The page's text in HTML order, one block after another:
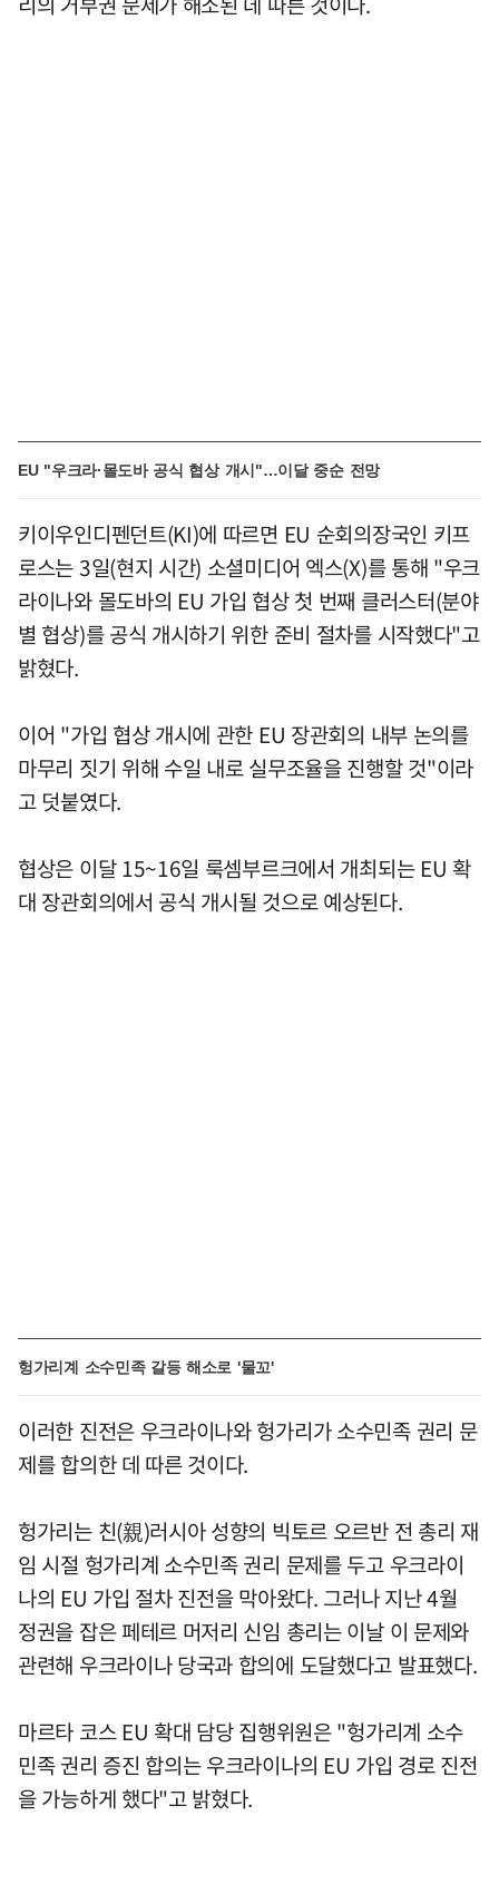
EU "우크라·몰도바 공식 협상 개시"…이달 중순 전망
키이우인디펜던트(KI)에 따르면 EU 순회의장국인 키프
로스는 3일(현지 시간) 소셜미디어 엑스(X)를 통해 "우크
라이나와 몰도바의 EU 가입 협상 첫 번째 클러스터(분야
별 협상)를 공식 개시하기 위한 준비 절차를 시작했다"고
밝혔다.
이어 "가입 협상 개시에 관한 EU 장관회의 내부 논의를
마무리 짓기 위해 수일 내로 실무조율을 진행할 것"이라
고 덧붙였다.
협상은 이달 15~16일 룩셈부르크에서 개최되는 EU 확
대 장관회의에서 공식 개시될 것으로 예상된다.
헝가리계 소수민족 갈등 해소로 '물꼬'
이러한 진전은 우크라이나와 헝가리가 소수민족 권리 문
제를 합의한 데 따른 것이다.
헝가리는 친(親)러시아 성향의 빅토르 오르반 전 총리 재
임 시절 헝가리계 소수민족 권리 문제를 두고 우크라이
나의 EU 가입 절차 진전을 막아왔다. 그러나 지난 4월
정권을 잡은 페테르 머저리 신임 총리는 이날 이 문제와
관련해 우크라이나 당국과 합의에 도달했다고 발표했다.
마르타 코스 EU 확대 담당 집행위원은 "헝가리계 소수
민족 권리 증진 합의는 우크라이나의 EU 가입 경로 진전
을 가능하게 했다"고 밝혔다.